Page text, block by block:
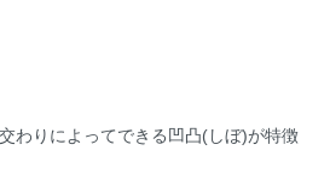
わりによってできる凹凸(しぼ)が特徴